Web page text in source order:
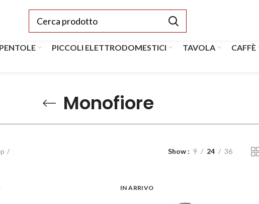
PICCOLI ELETTRODOMESTICI TAVOLA CAFFÈ
Monofiore
Show 9 24 36
IN ARRIVO